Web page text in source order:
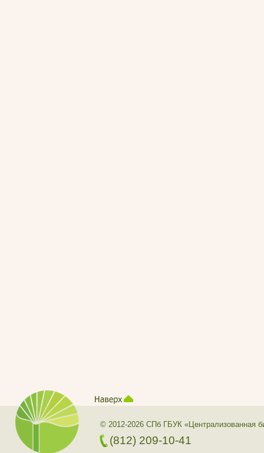
© 2012-2026 СПб ГБУК «Централизованная
(812) 209-10-41